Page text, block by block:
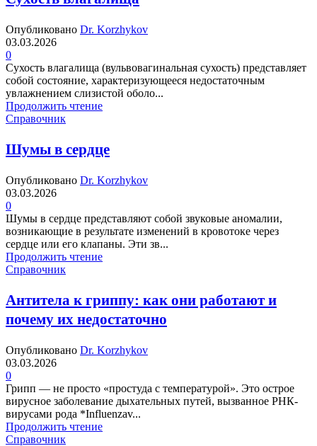
Опубликовано Dr. Korzhykov
03.03.2026
0
Сухость влагалища (вульвовагинальная сухость) представляет
собой состояние, характеризующееся недостаточным
увлажнением слизистой оболо...
Продолжить чтение
Справочник
Шумы в сердце
Опубликовано Dr. Korzhykov
03.03.2026
0
Шумы в сердце представляют собой звуковые аномалии,
возникающие в результате изменений в кровотоке через
сердце или его клапаны. Эти зв...
Продолжить чтение
Справочник
Антитела к гриппу: как они работают и
почему их недостаточно
Опубликовано Dr. Korzhykov
03.03.2026
0
Грипп — не просто «простуда с температурой». Это острое
вирусное заболевание дыхательных путей, вызванное РНК-
вирусами рода *Influenzav...
Продолжить чтение
Справочник